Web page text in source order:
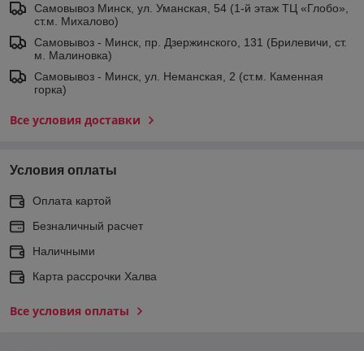
Самовывоз Минск, ул. Уманская, 54 (1-й этаж ТЦ «Глобо»,
ст.м. Михалово)
Самовывоз - Минск, пр. Дзержинского, 131 (Брилевичи, ст.
м. Малиновка)
Самовывоз - Минск, ул. Неманская, 2 (ст.м. Каменная
горка)
Все условия доставки
Условия оплаты
Оплата картой
Безналичный расчет
Наличными
Карта рассрочки Халва
Все условия оплаты